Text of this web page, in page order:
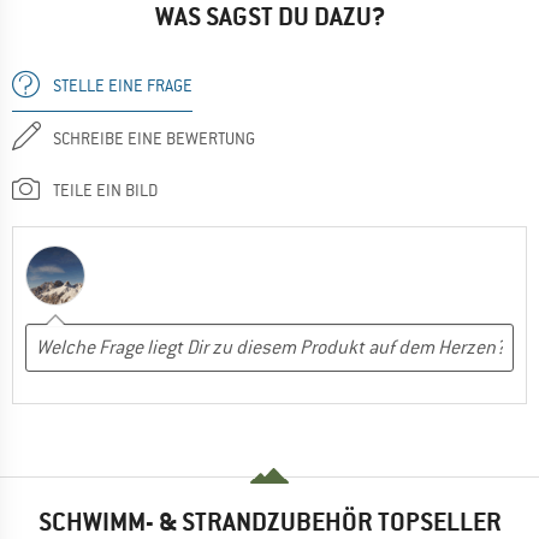
WAS SAGST DU DAZU?
STELLE EINE FRAGE
SCHREIBE EINE BEWERTUNG
TEILE EIN BILD
SCHWIMM- & STRANDZUBEHÖR TOPSELLER